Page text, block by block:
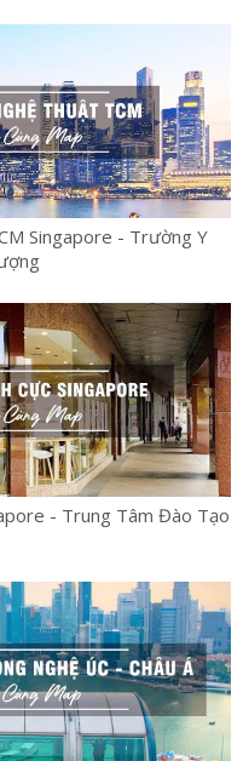
Singapore - Trường Y
- Trung Tâm Đào Tạo